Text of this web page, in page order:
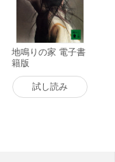
地鳴りの家 電子書
籍版
試し読み